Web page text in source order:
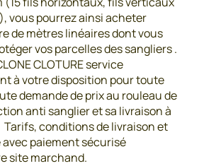
vous pourrez ainsi acheter
de mètres linéaires dont vous
vos parcelles des sangliers .
CLOTURE service
à votre disposition pour toute
demande de prix au rouleau de
anti sanglier et sa livraison à
Tarifs, conditions de livraison et
paiement sécurisé
site marchand.